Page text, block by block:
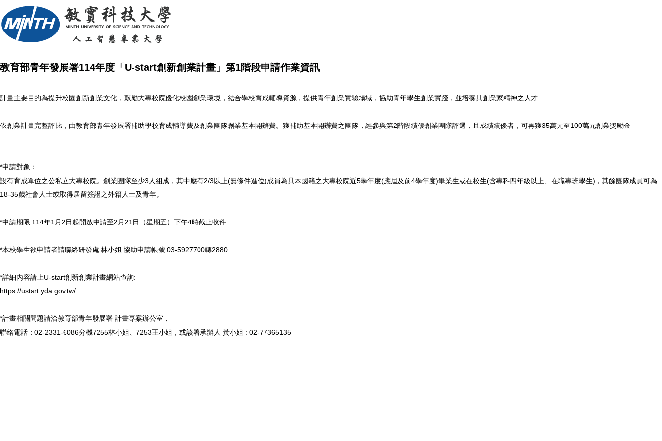
教育部青年發展署114年度「U-start創新創業計畫」第1階段申請作業資訊
計畫主要目的為提升校園創新創業文化，鼓勵大專校院優化校園創業環境，結合學校育成輔導資源，提供青年創業實驗場域，協助青年學生創業實踐，並培養具創業家精神之人才
依創業計畫完整評比，由教育部青年發展署補助學校育成輔導費及創業團隊創業基本開辦費。獲補助基本開辦費之團隊，經參與第2階段績優創業團隊評選，且成績績優者，可再獲35萬元至100萬元創業獎勵金
*申請對象：
設有育成單位之公私立大專校院。創業團隊至少3人組成，其中應有2/3以上(無條件進位)成員為具本國籍之大專校院近5學年度(應屆及前4學年度)畢業生或在校生(含專科四年級以上、在職專班學生)，其餘團隊成員可為
18-35歲社會人士或取得居留簽證之外籍人士及青年。
*申請期限:114年1月2日起開放申請至2月21日（星期五）下午4時截止收件
*本校學生欲申請者請聯絡研發處 林小姐 協助申請帳號 03-5927700轉2880
*詳細內容請上U-start創新創業計畫網站查詢:
https://ustart.yda.gov.tw/
*計畫相關問題請洽教育部青年發展署 計畫專案辦公室，
聯絡電話：02-2331-6086分機7255林小姐、7253王小姐，或該署承辦人 黃小姐 : 02-77365135